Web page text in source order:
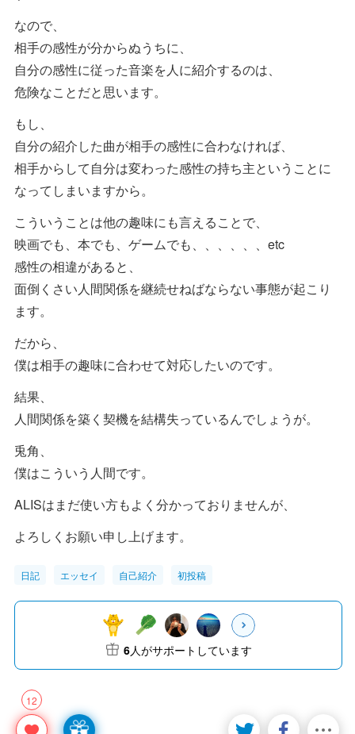
なので、
相手の感性が分からぬうちに、
自分の感性に従った音楽を人に紹介するのは、
危険なことだと思います。
もし、
自分の紹介した曲が相手の感性に合わなければ、
相手からして自分は変わった感性の持ち主ということに
なってしまいますから。
こういうことは他の趣味にも言えることで、
映画でも、本でも、ゲームでも、、、、、、etc
感性の相違があると、
面倒くさい人間関係を継続せねばならない事態が起こり
ます。
だから、
僕は相手の趣味に合わせて対応したいのです。
結果、
人間関係を築く契機を結構失っているんでしょうが。
兎角、
僕はこういう人間です。
ALISはまだ使い方もよく分かっておりませんが、
よろしくお願い申し上げます。
日記 エッセイ 自己紹介 初投稿
12
6人がサポートしています